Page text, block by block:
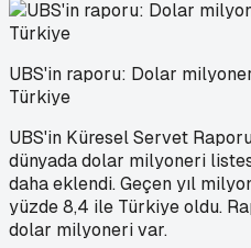
UBS'in raporu: Dolar
Türkiye
UBS'in Küresel Servet
dünyada dolar milyoneri
daha eklendi. Geçen yıl
yüzde 8,4 ile Türkiye oldu.
dolar milyoneri var.